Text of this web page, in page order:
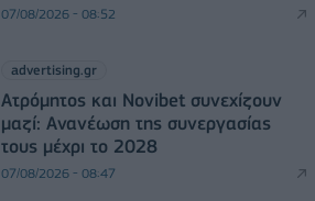
07/08/2026 - 08:52
advertising.gr
Ατρόμητος και Novibet συνεχίζουν
μαζί: Ανανέωση της συνεργασίας
τους μέχρι το 2028
07/08/2026 - 08:47